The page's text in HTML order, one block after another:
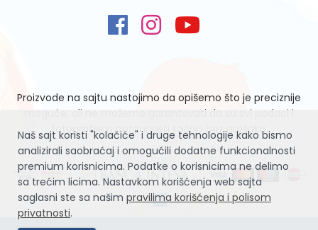
Naš sajt koristi "kolačiće" i druge tehnologije kako bismo
analizirali saobraćaj i omogućili dodatne funkcionalnosti
premium korisnicima. Podatke o korisnicima ne delimo
sa trećim licima. Nastavkom korišćenja web sajta
saglasni ste sa našim pravilima korišćenja i polisom
privatnosti.
Proizvode na sajtu nastojimo da opišemo što je preciznije
moguće, ali ne možemo garantovati da su svi podaci i
fotografije u potpunosti tačni i bez grešaka.